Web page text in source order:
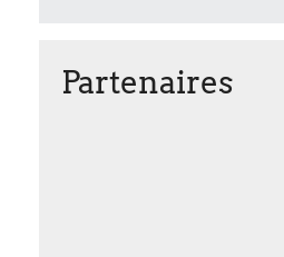
Partenaires